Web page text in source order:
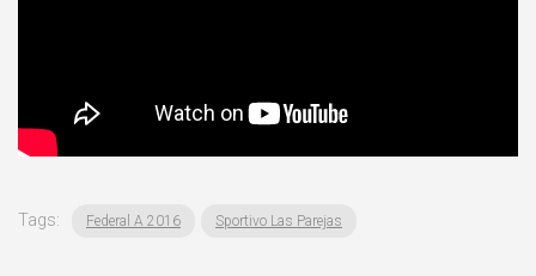
Tags: Federal A 2016 Sportivo Las Parejas